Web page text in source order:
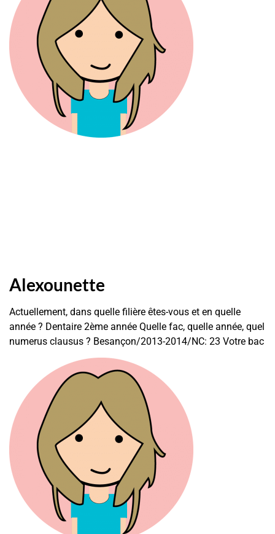
Alexounette
Actuellement, dans quelle filière êtes-vous et en quelle
année ? Dentaire 2ème année Quelle fac, quelle année, quel
numerus clausus ? Besançon/2013-2014/NC: 23 Votre bac